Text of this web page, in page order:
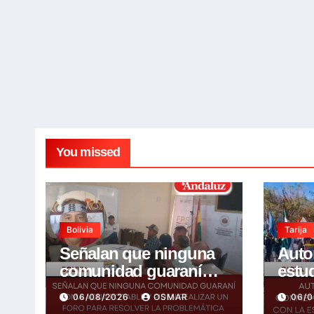
You missed
Bolivia
Señalan que ninguna
comunidad guaraní
toma agua potable y
piden realizar un Foro
06/08/2026 OSMAR
Tarija
06/